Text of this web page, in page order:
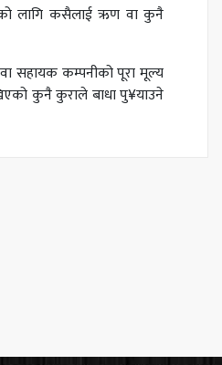
लागि कसैलाई ऋण वा कुनै
सहायक कम्पनीको पूरा मूल्य
कुनै कुराले बाधा पु¥याउने